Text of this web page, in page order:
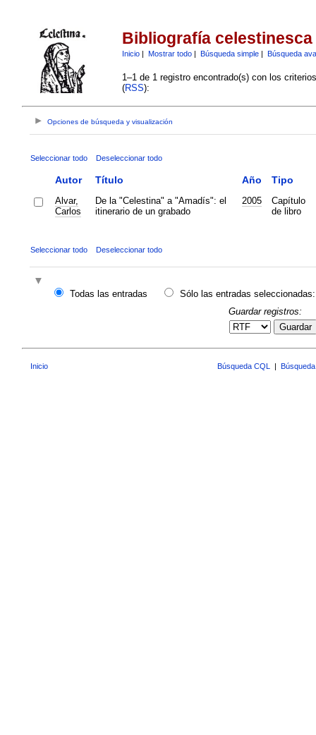
Bibliografía celestinesca
Inicio| Mostrar todo| Búsqueda simple| Búsqueda
1–1 de 1 registro encontrado(s) con los
(RSS):
Opciones de búsqueda y visualización
Seleccionar todo Deseleccionar todo
Autor Título Año Tipo
Alvar,
Carlos
De la "Celestina" a "Amadís": el
itinerario de un grabado
2005
Capítulo
de libro
Seleccionar todo Deseleccionar todo
Todas las entradas
Sólo las entradas seleccionadas:
Guardar registros:
Guardar
Inicio Búsqueda CQL